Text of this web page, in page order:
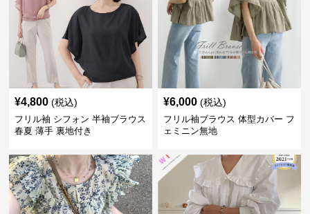
¥4,800 (税込)
フリル袖 シフォン 半袖ブラウス
春夏 薄手 裏地付き
¥6,000 (税込)
フリル袖ブラウス 体型カバー フ
ェミニン無地